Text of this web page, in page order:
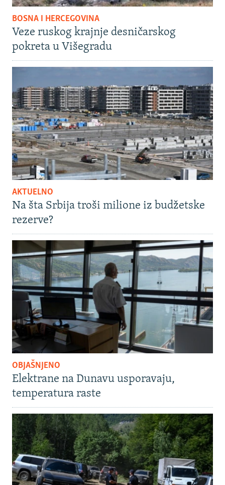
BOSNA I HERCEGOVINA
Veze ruskog krajnje desničarskog
pokreta u Višegradu
AKTUELNO
Na šta Srbija troši milione iz budžetske
rezerve?
OBJAŠNJENO
Elektrane na Dunavu usporavaju,
temperatura raste